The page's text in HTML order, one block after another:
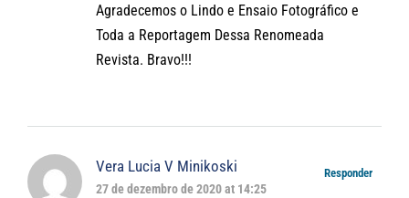
Agradecemos o Lindo e Ensaio Fotográfico e
Toda a Reportagem Dessa Renomeada
Revista. Bravo!!!
Vera Lucia V Minikoski
27 de dezembro de 2020 at 14:25
Responder